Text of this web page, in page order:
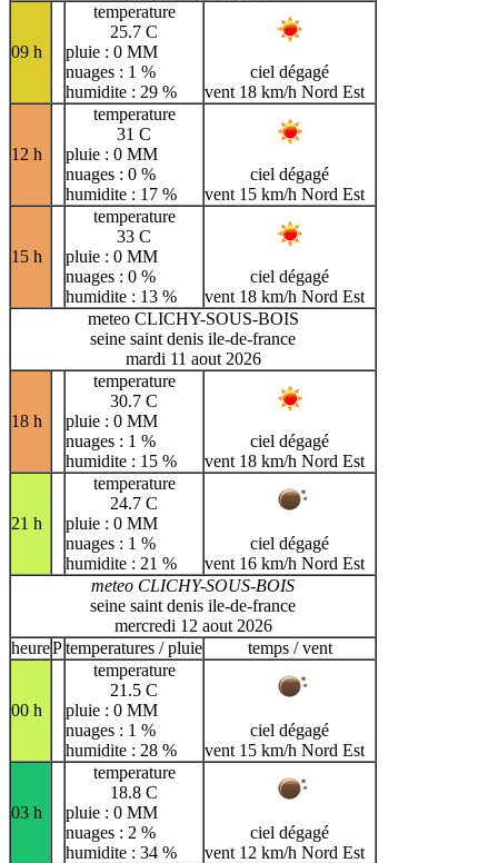
09 h
temperature
25.7 C
pluie : 0 MM
nuages : 1 %
humidite : 29 %
ciel dégagé
vent 18 km/h Nord Est
12 h
temperature
31 C
pluie : 0 MM
nuages : 0 %
humidite : 17 %
ciel dégagé
vent 15 km/h Nord Est
15 h
temperature
33 C
pluie : 0 MM
nuages : 0 %
humidite : 13 %
ciel dégagé
vent 18 km/h Nord Est
meteo CLICHY-SOUS-BOIS
seine saint denis ile-de-france
mardi 11 aout 2026
18 h
temperature
30.7 C
pluie : 0 MM
nuages : 1 %
humidite : 15 %
ciel dégagé
vent 18 km/h Nord Est
21 h
temperature
24.7 C
pluie : 0 MM
nuages : 1 %
humidite : 21 %
ciel dégagé
vent 16 km/h Nord Est
meteo CLICHY-SOUS-BOIS
seine saint denis ile-de-france
mercredi 12 aout 2026
heurePtemperatures / pluie temps / vent
00 h
temperature
21.5 C
pluie : 0 MM
nuages : 1 %
humidite : 28 %
ciel dégagé
vent 15 km/h Nord Est
03 h
temperature
18.8 C
pluie : 0 MM
nuages : 2 %
humidite : 34 %
ciel dégagé
vent 12 km/h Nord Est